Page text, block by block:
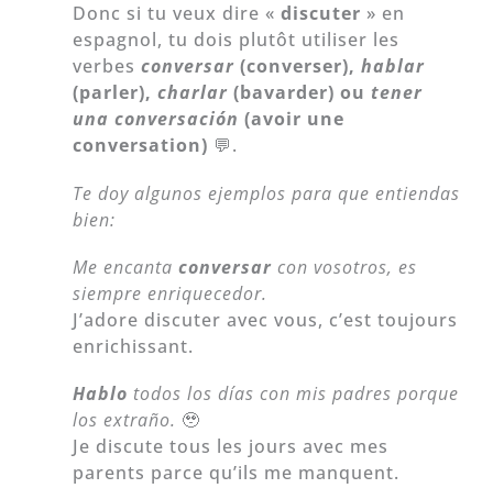
Donc si tu veux dire «discuter » en
espagnol, tu dois plutôt utiliser les
verbesconversar(converser),hablar
(parler),charlar (bavarder) ou tener
una conversación (avoir une
conversation) 💬.
Te doy algunos ejemplos para que entiendas
bien:
Me encantaconversar con vosotros, es
siempre enriquecedor.
J’adore discuter avec vous, c’est toujours
enrichissant.
Hablo todos los días con mis padres porque
los extraño. 🥹
Je discute tous les jours avec mes
parents parce qu’ils me manquent.